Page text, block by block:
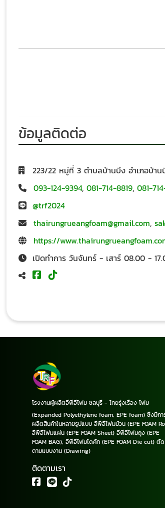
ข้อมูลติดต่อ
223/22 หมู่ที่ 3 ตำบลบ้านบึง อำเภอบ้า
093-124-9394, 081-714-8819, 081-
@trf2024
thairungrueangfoam@gmail.com,
https://
เปิดทำการ วันจันทร์ - เสาร์ 08.00 -
โรงงานผู้ผลิตอีพีอีโฟม ชลบุรี - ไทยรุ่งเรือง โฟม
(Expanded Polyethylene foam, EPE foam) ซึ่งมีกา
ผลิตสินค้าในหลายรูปแบบ อีพีอีโฟมม้วน (EPE FOAM
อีพีอีโฟมแผ่น (EPE FOAM Sheet) อีพีอีโฟมถุง (EPE
FOAM BAG), อีพีอีโฟมไดคัท (EPE FOAM Die cut) ตัด
ตามแบบงาน (Drawing)
ติดตามเรา